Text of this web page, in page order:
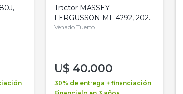
Tractor MASSEY
FERGUSSON MF 4292, 2020,
4WD, PATON
Venado Tuerto
U$ 40.000
30% de entrega + financiación